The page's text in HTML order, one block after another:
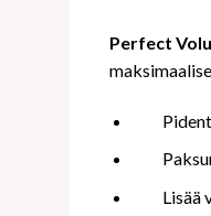
Perfect
Lisää